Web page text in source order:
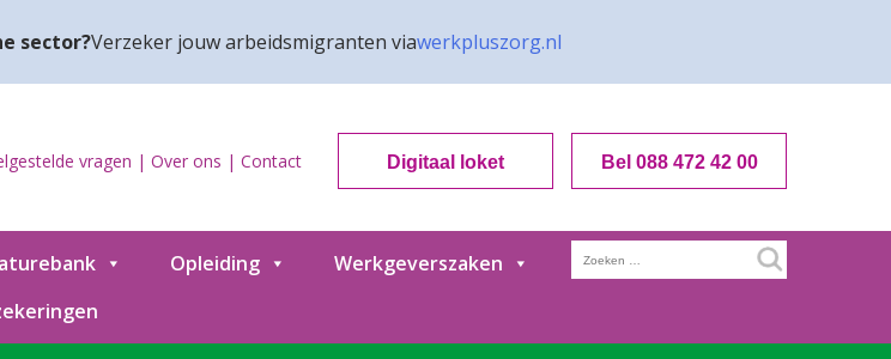
sector?Verzeker jouw arbeidsmigranten viawerkpluszorg.nl
vragen | Over ons | Contact Digitaal loket Bel 088 472 42 00
Opleiding
Werkgeverszaken
Zoeken
naar: